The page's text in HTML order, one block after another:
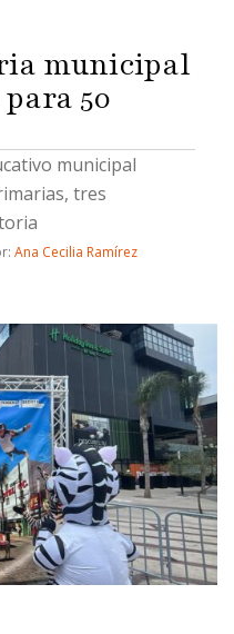
municipal
50
municipal
tres
Ana Cecilia Ramírez